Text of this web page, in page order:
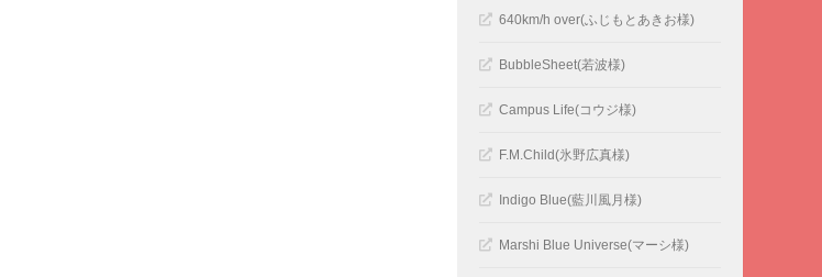
640km/h over(ふじもとあきお様)
BubbleSheet(若波様)
Campus Life(コウジ様)
F.M.Child(氷野広真様)
Indigo Blue(藍川風月様)
Marshi Blue Universe(マーシ様)